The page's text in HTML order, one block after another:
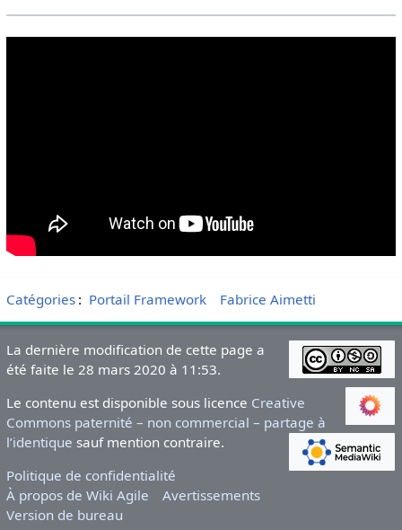
Catégories: Portail Framework Fabrice Aimetti
La dernière modification de cette page a
été faite le 28 mars 2020 à 11:53.
Le contenu est disponible sous licence Creative
Commons paternité – non commercial – partage à
l’identique sauf mention contraire.
Politique de confidentialité
À propos de Wiki Agile
Avertissements
Version de bureau